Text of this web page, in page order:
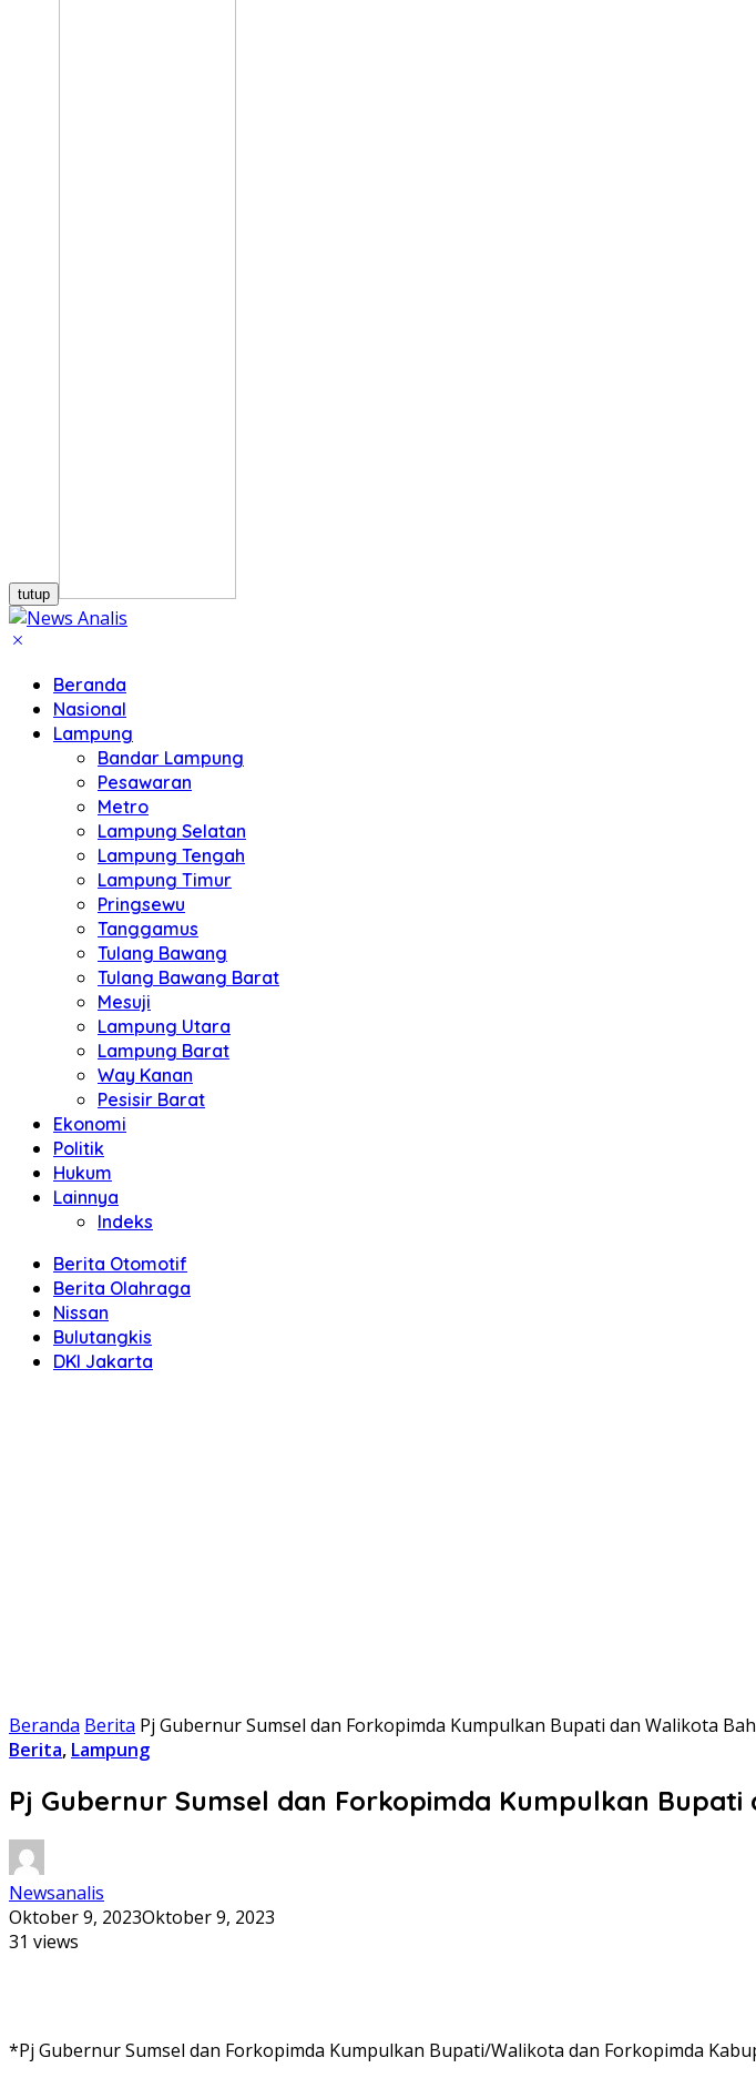
tutup
Beranda
Nasional
Lampung
Bandar Lampung
Pesawaran
Metro
Lampung Selatan
Lampung Tengah
Lampung Timur
Pringsewu
Tanggamus
Tulang Bawang
Tulang Bawang Barat
Mesuji
Lampung Utara
Lampung Barat
Way Kanan
Pesisir Barat
Ekonomi
Politik
Hukum
Lainnya
Indeks
Berita Otomotif
Berita Olahraga
Nissan
Bulutangkis
DKI Jakarta
Beranda Berita Pj Gubernur Sumsel dan Forkopimda Kumpulkan Bupati dan Walikota
Berita, Lampung
Pj Gubernur Sumsel dan Forkopimda Kumpulkan
Newsanalis
Oktober 9, 2023Oktober 9, 2023
31 views
*Pj Gubernur Sumsel dan Forkopimda Kumpulkan Bupati/Walikota dan Forkopimda